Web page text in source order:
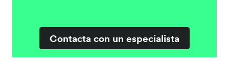
Contacta con un especialista